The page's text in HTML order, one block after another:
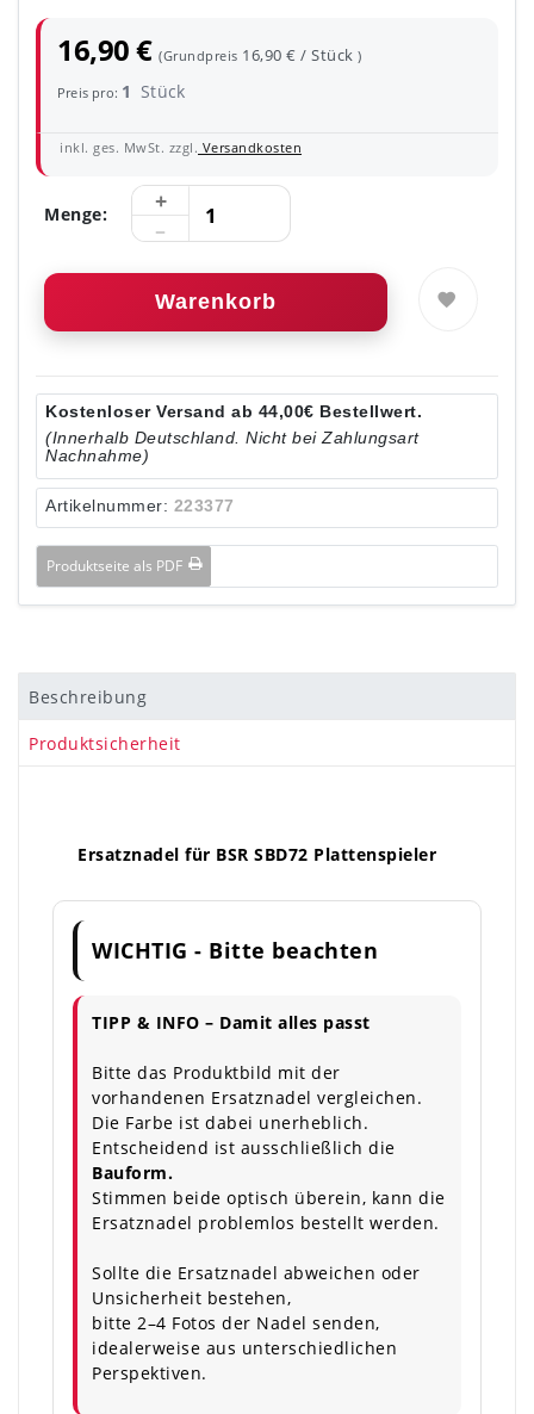
16,90 €(Grundpreis 16,90 € / Stück)
Preis pro: 1 Stück
inkl. ges. MwSt. zzgl. Versandkosten
Menge:
Warenkorb
Kostenloser Versand ab 44,00€ Bestellwert.
(Innerhalb Deutschland. Nicht bei Zahlungsart
Nachnahme)
Artikelnummer: 223377
Produktseite als PDF
Beschreibung
Produktsicherheit
Ersatznadel für BSR SBD72 Plattenspieler
WICHTIG - Bitte beachten
TIPP & INFO – Damit alles passt
Bitte das Produktbild mit der
vorhandenen Ersatznadel vergleichen.
Die Farbe ist dabei unerheblich.
Entscheidend ist ausschließlich die
Bauform.
Stimmen beide optisch überein, kann die
Ersatznadel problemlos bestellt werden.
Sollte die Ersatznadel abweichen oder
Unsicherheit bestehen,
bitte 2–4 Fotos der Nadel senden,
idealerweise aus unterschiedlichen
Perspektiven.